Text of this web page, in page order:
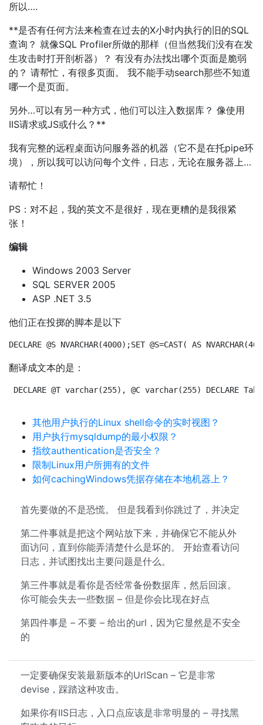
所以….
**是否有任何方法来检查在过去的X小时内执行的旧的SQL
查询？ 就像SQL Profiler所做的那样（但当然我们没有在发
生攻击时打开剖析器）？ 有没有办法找出哪个页面是脆弱
的？ 请帮忙，有很多页面。 我不能手动search那些不知道
哪一个是页面。
另外…可以有另一种方式，他们可以注入数据库？ 像使用
IIS请求或JS或什么？**
我有完整的远程桌面访问服务器的机器（它不是在托pipe环
境），所以我可以访问每个文件，日志，无论在服务器上…
请帮忙！
PS：对不起，我的英文不是很好，现在更糟的是我很紧
张！
编辑
Windows 2003 Server
SQL SERVER 2005
ASP .NET 3.5
他们正在投掷的脚本是以下
DECLARE @S NVARCHAR(4000);SET @S=CAST( AS
翻译成文本的是：
DECLARE @T varchar(255), @C varchar(255)
其他用户执行的Linux shell命令的实时视图？
用户执行mysqldump的最小权限？
指纹authentication是否安全？
限制Linux用户所拥有的文件
如何cachingWindows凭据存储在本地机器上？
首先要做的不是恐慌。 但是我看到你跳过了，并决定
第二件事就是把这个网站放下来，并确保它不能从外
面访问，直到你能弄清楚什么是坏的。 开始查看访问
日志，并试图找出主要问题是什么。
第三件事就是看你是否经常备份数据库，然后回滚。
你可能会失去一些数据 – 但是你会比现在好点
第四件事是 – 不要 – 给出的url，因为它显然是不安全
的
一定要确保安装最新版本的UrlScan – 它是非常
devise，踩踏这种攻击。
如果你有IIS日志，入口点应该是非常明显的 – 寻找黑